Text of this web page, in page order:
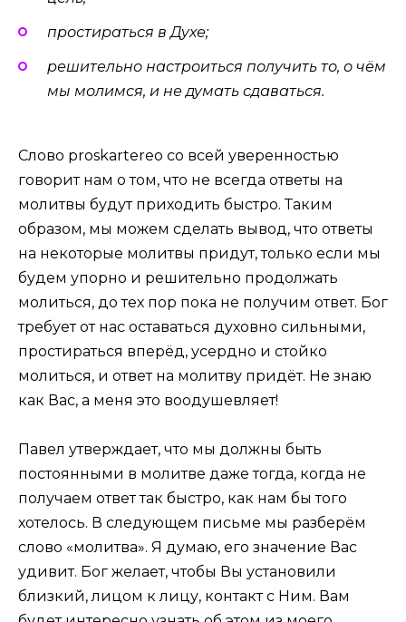
простираться в Духе;
решительно настроиться получить то, о чём
мы молимся, и не думать сдаваться.
Слово proskartereo со всей уверенностью
говорит нам о том, что не всегда ответы на
молитвы будут приходить быстро. Таким
образом, мы можем сделать вывод, что ответы
на некоторые молитвы придут, только если мы
будем упорно и решительно продолжать
молиться, до тех пор пока не получим ответ. Бог
требует от нас оставаться духовно сильными,
простираться вперёд, усердно и стойко
молиться, и ответ на молитву придёт. Не знаю
как Вас, а меня это воодушевляет!
Павел утверждает, что мы должны быть
постоянными в молитве даже тогда, когда не
получаем ответ так быстро, как нам бы того
хотелось. В следующем письме мы разберём
слово «молитва». Я думаю, его значение Вас
удивит. Бог желает, чтобы Вы установили
близкий, лицом к лицу, контакт с Ним. Вам